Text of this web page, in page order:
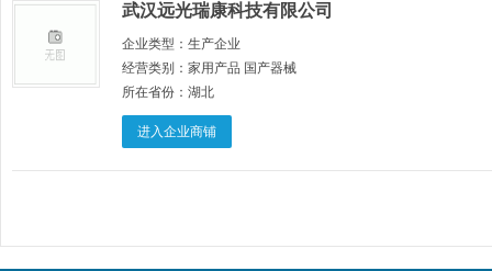
武汉远光瑞康科技有限公司
企业类型： 生产企业
经营类别： 家用产品 国产器械
所在省份： 湖北
进入企业商铺